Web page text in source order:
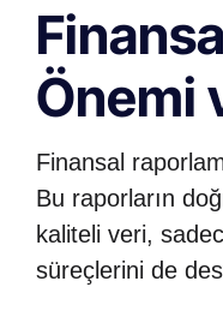
Önemi
Finansal
Bu raporların
kaliteli veri,
süreçlerini de